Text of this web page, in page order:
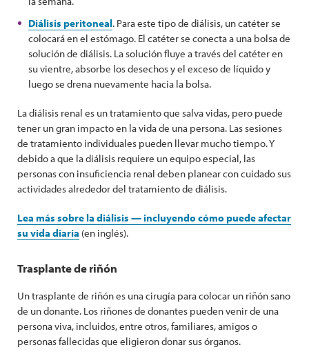
Diálisis peritoneal. Para este tipo de diálisis, un catéter se
colocará en el estómago. El catéter se conecta a una bolsa de
solución de diálisis. La solución fluye a través del catéter en
su vientre, absorbe los desechos y el exceso de líquido y
luego se drena nuevamente hacia la bolsa.
La diálisis renal es un tratamiento que salva vidas, pero puede
tener un gran impacto en la vida de una persona. Las sesiones
de tratamiento individuales pueden llevar mucho tiempo. Y
debido a que la diálisis requiere un equipo especial, las
personas con insuficiencia renal deben planear con cuidado sus
actividades alrededor del tratamiento de diálisis.
Lea más sobre la diálisis — incluyendo cómo puede afectar
su vida diaria (en inglés).
Trasplante de riñón
Un trasplante de riñón es una cirugía para colocar un riñón sano
de un donante. Los riñones de donantes pueden venir de una
persona viva, incluidos, entre otros, familiares, amigos o
personas fallecidas que eligieron donar sus órganos.